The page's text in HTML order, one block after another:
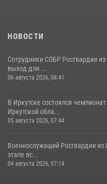
НОВОСТИ
Сотрудники СОБР Росгвардии
выход для ...
06 августа 2026, 08:41
В Иркутске состоялся
Иркутской обла...
05 августа 2026, 07:44
Военнослужащий Росгвардии из
этапе вс...
04 августа 2026, 07:14